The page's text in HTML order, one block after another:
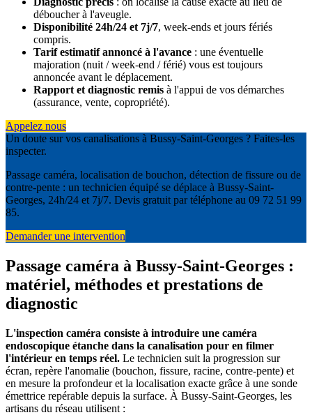
déboucher à l'aveugle.
Disponibilité 24h/24 et 7j/7, week-ends et jours fériés
compris.
Tarif estimatif annoncé à l'avance : une éventuelle
majoration (nuit / week-end / férié) vous est toujours
annoncée avant le déplacement.
Rapport et diagnostic remis à l'appui de vos démarches
(assurance, vente, copropriété).
Appelez nous
Un doute sur vos canalisations à Bussy-Saint-Georges ? Faites-les
inspecter.
Passage caméra, localisation de bouchon, détection de fissure ou de
contre-pente : un technicien équipé se déplace à Bussy-Saint-
Georges, 24h/24 et 7j/7. Devis gratuit par téléphone au 09 72 51 99
85.
Demander une intervention
Passage caméra à Bussy-Saint-Georges :
matériel, méthodes et prestations de
diagnostic
L'inspection caméra consiste à introduire une caméra
endoscopique étanche dans la canalisation pour en filmer
l'intérieur en temps réel. Le technicien suit la progression sur
écran, repère l'anomalie (bouchon, fissure, racine, contre-pente) et
en mesure la profondeur et la localisation exacte grâce à une sonde
émettrice repérable depuis la surface. À Bussy-Saint-Georges, les
artisans du réseau utilisent :